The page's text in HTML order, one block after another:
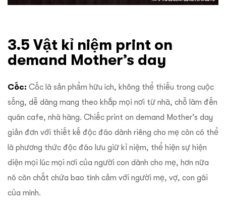
3.5 Vật kỉ niệm print on
demand Mother’s day
Cốc: Cốc là sản phẩm hữu ích, không thể thiếu trong cuộc
sống, dễ dàng mang theo khắp mọi nơi từ nhà, chỗ làm đến
quán cafe, nhà hàng. Chiếc print on demand Mother’s day
giản đơn với thiết kế độc đáo dành riêng cho mẹ còn có thể
là phương thức độc đáo lưu giữ kỉ niệm, thể hiện sự hiện
diện mọi lúc mọi nơi của người con dành cho mẹ, hơn nữa
nó còn chất chứa bao tình cảm với người mẹ, vợ, con gái
của mình.